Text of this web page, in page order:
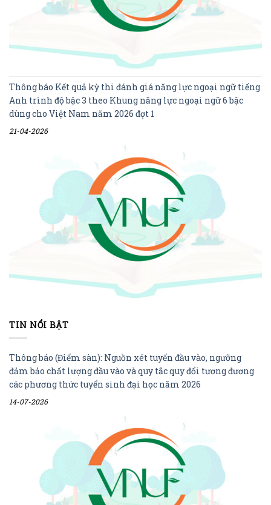
Thông báo Kết quả kỳ thi đánh giá năng lực ngoại ngữ tiếng
Anh trình độ bậc 3 theo Khung năng lực ngoại ngữ 6 bậc
dùng cho Việt Nam năm 2026 đợt 1
21-04-2026
TIN NỔI BẬT
Thông báo (Điểm sàn): Nguồn xét tuyển đầu vào, ngưỡng
đảm bảo chất lượng đầu vào và quy tắc quy đổi tương đương
các phương thức tuyển sinh đại học năm 2026
14-07-2026